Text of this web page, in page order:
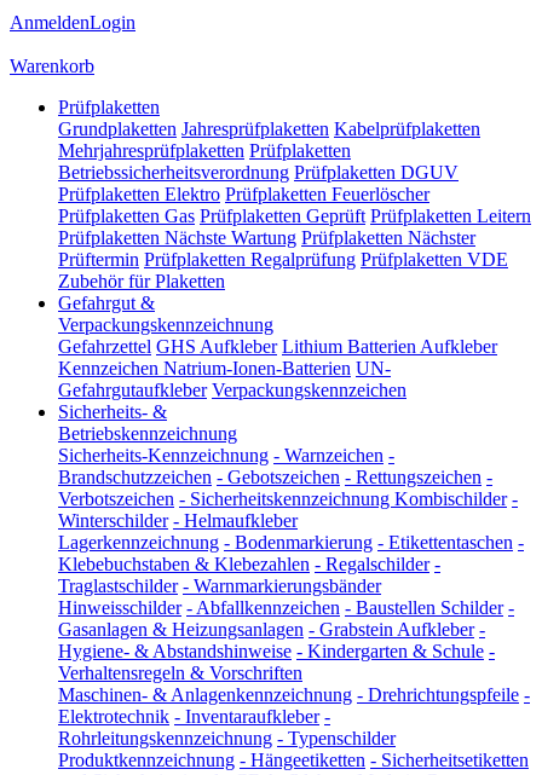
AnmeldenLogin
Warenkorb
Prüfplaketten
Grundplaketten Jahresprüfplaketten Kabelprüfplaketten
Mehrjahresprüfplaketten Prüfplaketten
Betriebssicherheitsverordnung Prüfplaketten DGUV
Prüfplaketten Elektro Prüfplaketten Feuerlöscher
Prüfplaketten Gas Prüfplaketten Geprüft Prüfplaketten Leitern
Prüfplaketten Nächste Wartung Prüfplaketten Nächster
Prüftermin Prüfplaketten Regalprüfung Prüfplaketten VDE
Zubehör für Plaketten
Gefahrgut &
Verpackungskennzeichnung
Gefahrzettel GHS Aufkleber Lithium Batterien Aufkleber
Kennzeichen Natrium-Ionen-Batterien UN-
Gefahrgutaufkleber Verpackungskennzeichen
Sicherheits- &
Betriebskennzeichnung
Sicherheits-Kennzeichnung - Warnzeichen -
Brandschutzzeichen - Gebotszeichen - Rettungszeichen -
Verbotszeichen - Sicherheitskennzeichnung Kombischilder -
Winterschilder - Helmaufkleber
Lagerkennzeichnung - Bodenmarkierung - Etikettentaschen -
Klebebuchstaben & Klebezahlen - Regalschilder -
Traglastschilder - Warnmarkierungsbänder
Hinweisschilder - Abfallkennzeichen - Baustellen Schilder -
Gasanlagen & Heizungsanlagen - Grabstein Aufkleber -
Hygiene- & Abstandshinweise - Kindergarten & Schule -
Verhaltensregeln & Vorschriften
Maschinen- & Anlagenkennzeichnung - Drehrichtungspfeile -
Elektrotechnik - Inventaraufkleber -
Rohrleitungskennzeichnung - Typenschilder
Produktkennzeichnung - Hängeetiketten - Sicherheitsetiketten